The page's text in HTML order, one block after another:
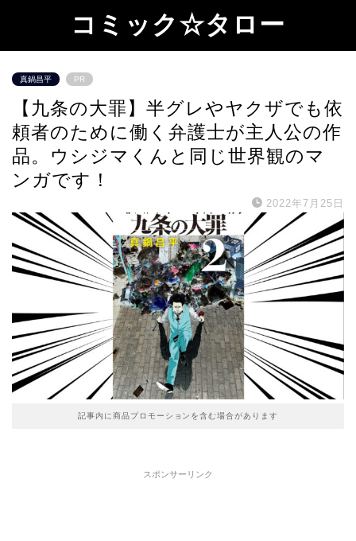
コミック☆タロー
真鍋昌平 PR
【九条の大罪】半グレやヤクザでも依
頼者のために働く弁護士が主人公の作
品。ウシジマくんと同じ世界観のマ
ンガです！
2022年7月25日
記事内に商品プロモーションを含む場合があります
スポンサーリンク